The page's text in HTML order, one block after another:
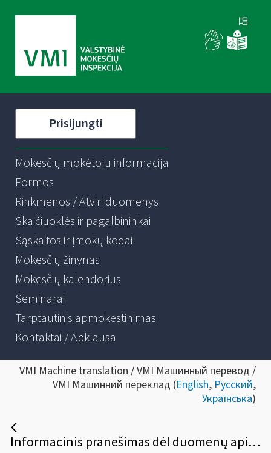
Prisijungti
Mokesčių mokėtojų informacija
Formos
Rinkmenos / Atviri duomenys
Skaičiuoklės ir pagalbininkai
Sąskaitos ir įmokų kodai
Mokesčių žinynas
Mokesčių kalendorius
Seminarai
Tarptautinis apmokestinimas
Kontaktai / Apklausa
VMI Machine translation / VMI Машинный перевод /
VMI Машинний переклад (English, Русский,
Українська)
Informacinis pranešimas dėl duomenų apie praneštinus kriptoturto naudotojus teikimo valstybinei mokesčių inspekcijai tvarkos aprašo patvirtinimo